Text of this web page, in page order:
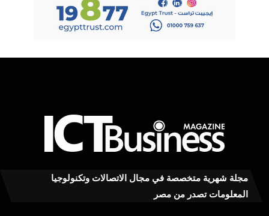
مجلة شهرية متخصصة في مجال الاتصالات وتكنولوجيا
المعلومات تصدر من مصر